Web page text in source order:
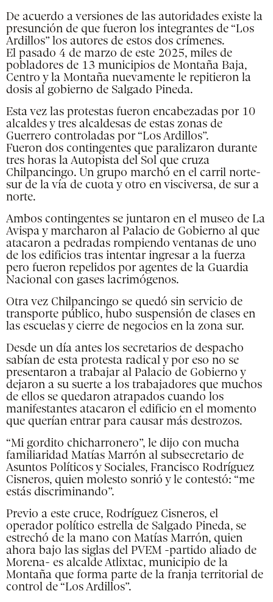
De acuerdo a versiones de las autoridades existe la
presunción de que fueron los integrantes de “Los
Ardillos” los autores de estos dos crímenes.
El pasado 4 de marzo de este 2025, miles de
pobladores de 13 municipios de Montaña Baja,
Centro y la Montaña nuevamente le repitieron la
dosis al gobierno de Salgado Pineda.
Esta vez las protestas fueron encabezadas por 10
alcaldes y tres alcaldesas de estas zonas de
Guerrero controladas por “Los Ardillos”.
Fueron dos contingentes que paralizaron durante
tres horas la Autopista del Sol que cruza
Chilpancingo. Un grupo marchó en el carril norte-
sur de la vía de cuota y otro en visciversa, de sur a
norte.
Ambos contingentes se juntaron en el museo de La
Avispa y marcharon al Palacio de Gobierno al que
atacaron a pedradas rompiendo ventanas de uno
de los edificios tras intentar ingresar a la fuerza
pero fueron repelidos por agentes de la Guardia
Nacional con gases lacrimógenos.
Otra vez Chilpancingo se quedó sin servicio de
transporte público, hubo suspensión de clases en
las escuelas y cierre de negocios en la zona sur.
Desde un día antes los secretarios de despacho
sabían de esta protesta radical y por eso no se
presentaron a trabajar al Palacio de Gobierno y
dejaron a su suerte a los trabajadores que muchos
de ellos se quedaron atrapados cuando los
manifestantes atacaron el edificio en el momento
que querían entrar para causar más destrozos.
“Mi gordito chicharronero”, le dijo con mucha
familiaridad Matías Marrón al subsecretario de
Asuntos Políticos y Sociales, Francisco Rodríguez
Cisneros, quien molesto sonrió y le contestó: “me
estás discriminando”.
Previo a este cruce, Rodríguez Cisneros, el
operador político estrella de Salgado Pineda, se
estrechó de la mano con Matías Marrón, quien
ahora bajo las siglas del PVEM -partido aliado de
Morena- es alcalde Atlixtac, municipio de la
Montaña que forma parte de la franja territorial de
control de “Los Ardillos”.